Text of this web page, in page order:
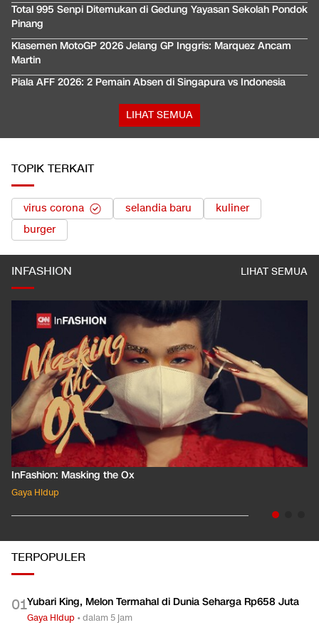
Total 995 Senpi Ditemukan di Gedung Yayasan Sekolah Pondok
Pinang
Klasemen MotoGP 2026 Jelang GP Inggris: Marquez Ancam
Martin
Piala AFF 2026: 2 Pemain Absen di Singapura vs Indonesia
LIHAT SEMUA
TOPIK TERKAIT
virus corona selandia baru
kuliner
burger
INFASHION LIHAT SEMUA
InFashion: Masking the Ox
Gaya Hidup
TERPOPULER
01Yubari King, Melon Termahal di Dunia Seharga Rp658 Juta
Gaya Hidup •dalam 5 jam